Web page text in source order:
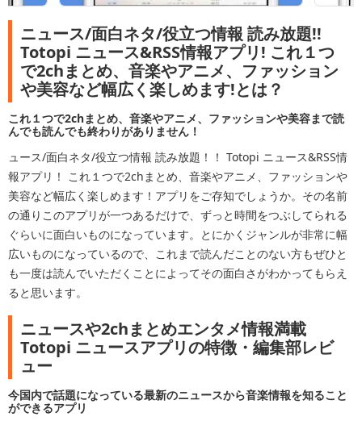
ニュース/面白ネタ/役立つ情報 読み放題!!
Totopi ニュース&RSS情報アプリ! これ１つ
で2chまとめ、音楽やアニメ、ファッション
や美容など幅広く楽しめます!とは？
これ１つで2chまとめ、音楽やアニメ、ファッションや美容まで読
んでも読んでも終わりがありません！
ュース/面白ネタ/役立つ情報 読み放題！！ Totopi ニュース&RSS情
報アプリ！ これ１つで2chまとめ、音楽やアニメ、ファッションや
美容など幅広く楽しめます！アプリをご存知でしょうか。その名前
の通りこのアプリが一つあるだけで、ずっと時間をつぶしてられる
ぐらいに面白いものになっています。とにかくジャンルが非常に幅
広いものになっているので、これまで読んだことのない方もぜひと
も一度は読んでいただくことによってその面白さがわかってもらえ
ると思います。
ニュースや2chまとめエンタメ情報満載
Totopi ニュースアプリの特徴・編集部レビ
ュー
今国内で話題になっている最新のニュースから音楽情報を知ること
ができるアプリ